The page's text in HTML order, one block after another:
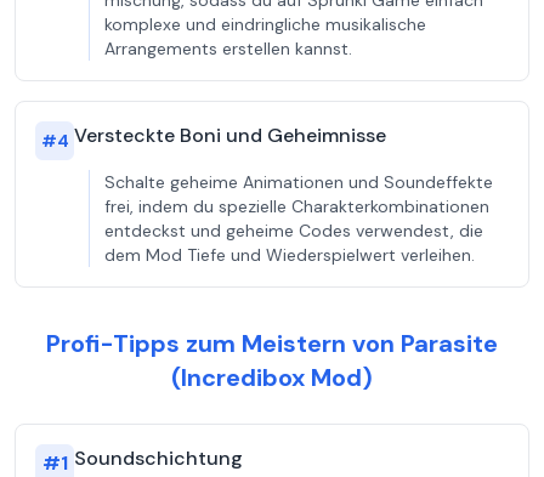
komplexe und eindringliche musikalische
Arrangements erstellen kannst.
#4 Versteckte Boni und Geheimnisse
Schalte geheime Animationen und Soundeffekte
frei, indem du spezielle Charakterkombinationen
entdeckst und geheime Codes verwendest, die
dem Mod Tiefe und Wiederspielwert verleihen.
Profi-Tipps zum Meistern von Parasite
(Incredibox Mod)
#1 Soundschichtung